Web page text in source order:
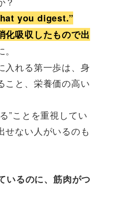
you digest.”
化吸収したもので出
入れる第一歩は、身
こと、栄養価の高い
”ことを重視してい
せない人がいるのも
いるのに、筋肉がつ